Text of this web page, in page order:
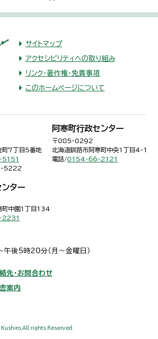
サイトマップ
アクセシビリティへの取り組み
リンク・著作権・免責事項
このホームページについて
町7丁目5番地
5222
阿寒町行政センター
〒085-0292
北海道釧路市阿寒町中央1丁目4-1
電話/0154-66-2121
ター
町中園1丁目134
後5時20分（月～金曜日）
先・お問合わせ
案内
rights Reserved.